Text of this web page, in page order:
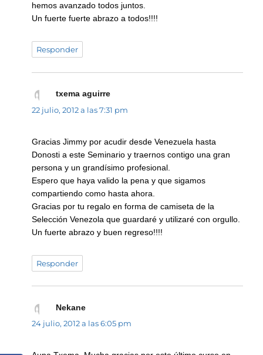
hemos avanzado todos juntos.
Un fuerte fuerte abrazo a todos!!!!
Responder
txema aguirredice:
22 julio, 2012 a las 7:31 pm
Gracias Jimmy por acudir desde Venezuela hasta
Donosti a este Seminario y traernos contigo una gran
persona y un grandísimo profesional.
Espero que haya valido la pena y que sigamos
compartiendo como hasta ahora.
Gracias por tu regalo en forma de camiseta de la
Selección Venezola que guardaré y utilizaré con orgullo.
Un fuerte abrazo y buen regreso!!!!
Responder
Nekanedice:
24 julio, 2012 a las 6:05 pm